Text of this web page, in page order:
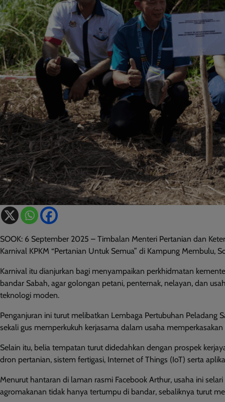
SOOK: 6 September 2025 – Timbalan Menteri Pertanian dan
Karnival KPKM “Pertanian Untuk Semua” di Kampung Membulu,
Karnival itu dianjurkan bagi menyampaikan perkhidmatan
bandar Sabah, agar golongan petani, penternak, nelayan, dan
teknologi moden.
Penganjuran ini turut melibatkan Lembaga Pertubuhan Peladang
sekali gus memperkukuh kerjasama dalam usaha
Selain itu, belia tempatan turut didedahkan dengan prospek
dron pertanian, sistem fertigasi, Internet of Things (IoT) serta
Menurut hantaran di laman rasmi Facebook Arthur, usaha ini
agromakanan tidak hanya tertumpu di bandar, sebaliknya turut